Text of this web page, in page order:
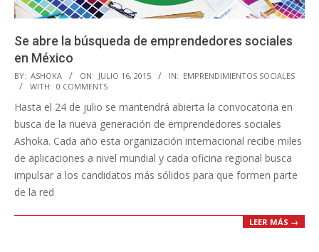
Se abre la búsqueda de emprendedores sociales
en México
2015-
07-
16
BY: ASHOKA ON: JULIO 16, 2015 IN: EMPRENDIMIENTOS SOCIALES
WITH: 0 COMMENTS
Hasta el 24 de julio se mantendrá abierta la convocatoria en
busca de la nueva generación de emprendedores sociales
Ashoka. Cada año esta organización internacional recibe miles
de aplicaciones a nivel mundial y cada oficina regional busca
impulsar a los candidatos más sólidos para que formen parte
de la red
LEER MÁS →